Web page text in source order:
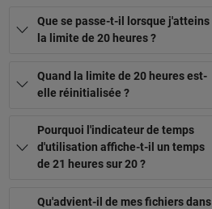
Que se passe-t-il lorsque j'atteins
la limite de 20 heures ?
Quand la limite de 20 heures est-
elle réinitialisée ?
Pourquoi l'indicateur de temps
d'utilisation affiche-t-il un temps
de 21 heures sur 20 ?
Qu'advient-il de mes fichiers dans